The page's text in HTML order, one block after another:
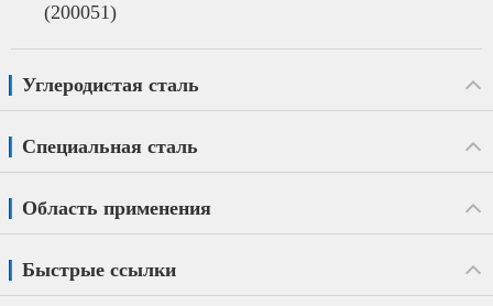
(200051)
Углеродистая сталь
Специальная сталь
Область применения
Быстрые ссылки